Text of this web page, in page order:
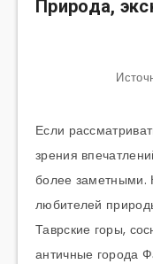
Природа,
Если
зрения
более
любителей
Таврские горы,
античные города